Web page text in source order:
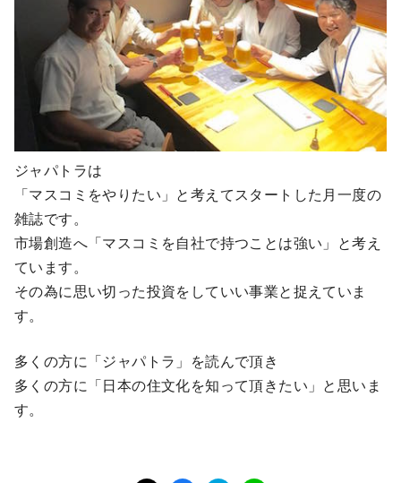
ジャパトラは
「マスコミをやりたい」と考えてスタートした月一度の
雑誌です。
市場創造へ「マスコミを自社で持つことは強い」と考え
ています。
その為に思い切った投資をしていい事業と捉えていま
す。
多くの方に「ジャパトラ」を読んで頂き
多くの方に「日本の住文化を知って頂きたい」と思いま
す。